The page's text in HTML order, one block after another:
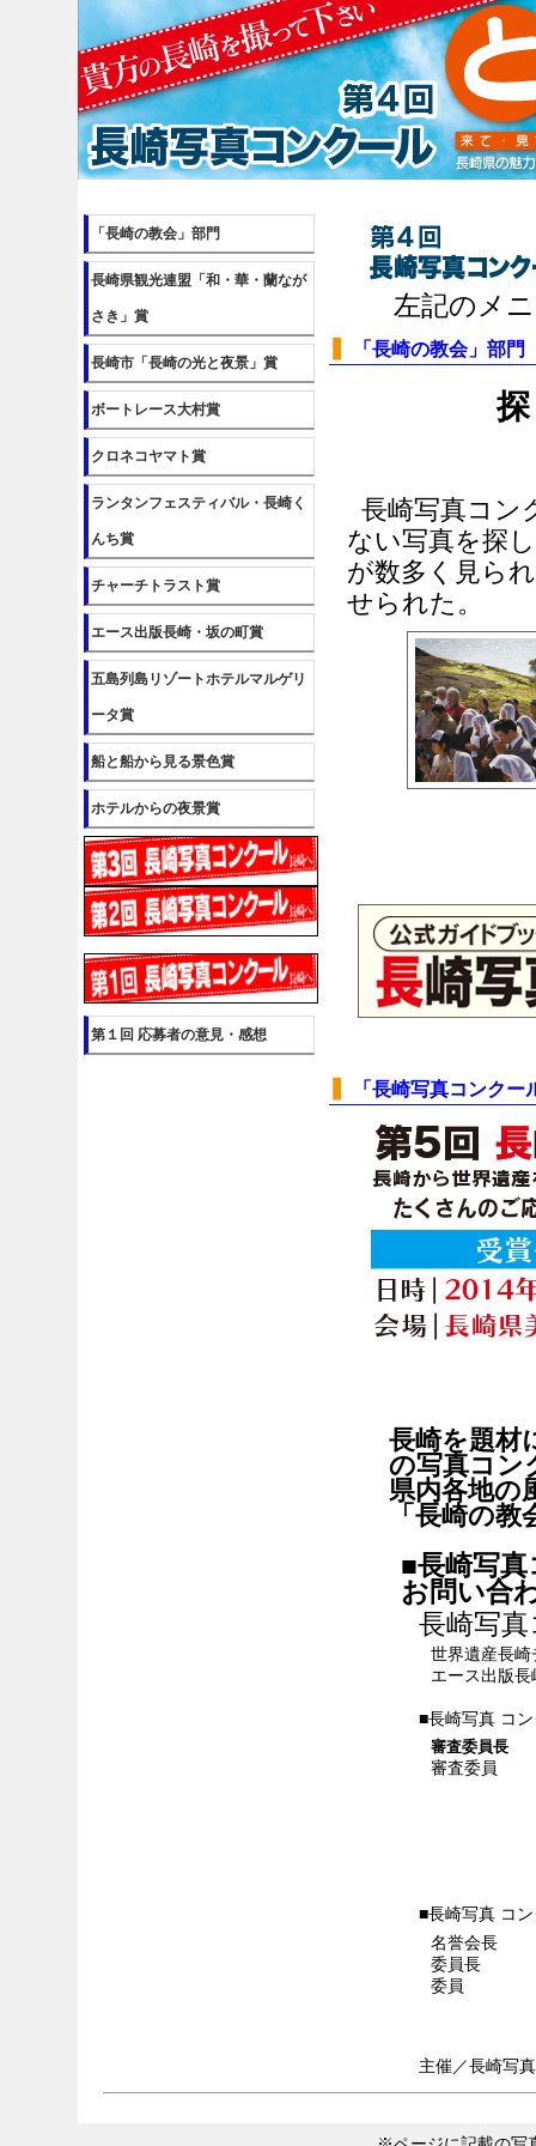
「長崎の教会」部門
長崎県観光連盟「和・華・蘭なが
さき」賞
長崎市「長崎の光と夜景」賞
ボートレース大村賞
クロネコヤマト賞
ランタンフェスティバル・長崎く
んち賞
チャーチトラスト賞
エース出版長崎・坂の町賞
五島列島リゾートホテルマルゲリ
ータ賞
船と船から見る景色賞
ホテルからの夜景賞
第１回 応募者の意見・感想
左記のメ
「長崎の教会」部門
長崎写真コン
ない写真を探
が数多く見ら
せられた。
「長崎写真コンク
長崎を題材
の写真コン
県内各地の
「長崎の
■長崎写
お問い合
長崎写
世界遺産長
エース出版
■長崎写真 コ
審査委員長
審査委員
■長崎写真 コ
名誉会長
委員長
委員
主催／長崎写